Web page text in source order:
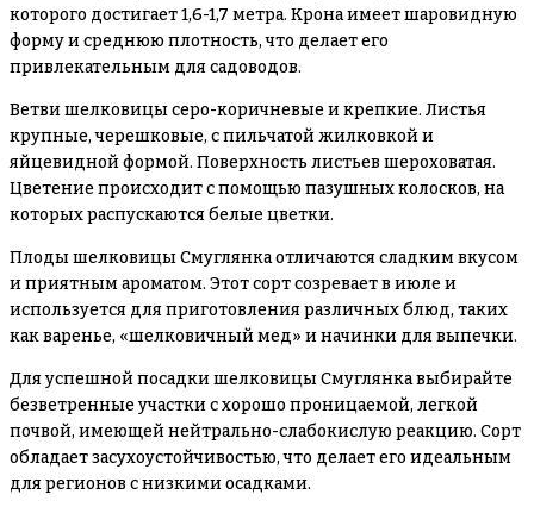
которого достигает 1,6-1,7 метра. Крона имеет шаровидную
форму и среднюю плотность, что делает его
привлекательным для садоводов.
Ветви шелковицы серо-коричневые и крепкие. Листья
крупные, черешковые, с пильчатой жилковкой и
яйцевидной формой. Поверхность листьев шероховатая.
Цветение происходит с помощью пазушных колосков, на
которых распускаются белые цветки.
Плоды шелковицы Смуглянка отличаются сладким вкусом
и приятным ароматом. Этот сорт созревает в июле и
используется для приготовления различных блюд, таких
как варенье, «шелковичный мед» и начинки для выпечки.
Для успешной посадки шелковицы Смуглянка выбирайте
безветренные участки с хорошо проницаемой, легкой
почвой, имеющей нейтрально-слабокислую реакцию. Сорт
обладает засухоустойчивостью, что делает его идеальным
для регионов с низкими осадками.